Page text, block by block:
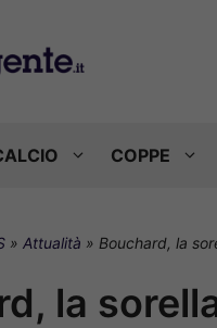
COPPE
» Attualità » Bouchard, la
la